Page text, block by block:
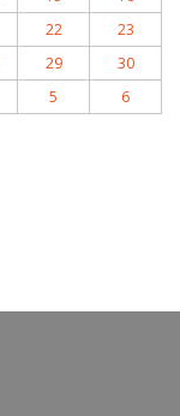
22
23
29
30
5 6